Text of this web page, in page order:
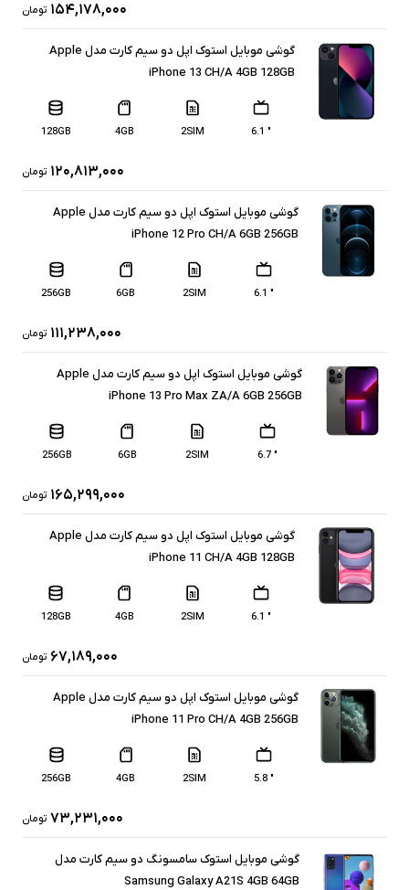
۱۵۴,۱۷۸,۰۰۰ تومان
گوشی موبایل استوک اپل دو سیم‌ کارت مدل Apple
iPhone 13 CH/A 4GB 128GB
" 6.1
2SIM
4GB
128GB
۱۲۰,۸۱۳,۰۰۰ تومان
گوشی موبایل استوک اپل دو سیم کارت مدل Apple
iPhone 12 Pro CH/A 6GB 256GB
" 6.1
2SIM
6GB
256GB
۱۱۱,۲۳۸,۰۰۰ تومان
گوشی موبایل استوک اپل دو سیم کارت مدل Apple
iPhone 13 Pro Max ZA/A 6GB 256GB
" 6.7
2SIM
6GB
256GB
۱۶۵,۲۹۹,۰۰۰ تومان
گوشی موبایل استوک اپل دو سیم‌ کارت مدل Apple
iPhone 11 CH/A 4GB 128GB
" 6.1
2SIM
4GB
128GB
۶۷,۱۸۹,۰۰۰ تومان
گوشی موبایل استوک اپل دو سیم کارت مدل Apple
iPhone 11 Pro CH/A 4GB 256GB
" 5.8
2SIM
4GB
256GB
۷۳,۲۳۱,۰۰۰ تومان
گوشی موبایل استوک سامسونگ دو سیم کارت مدل
Samsung Galaxy A21S 4GB 64GB